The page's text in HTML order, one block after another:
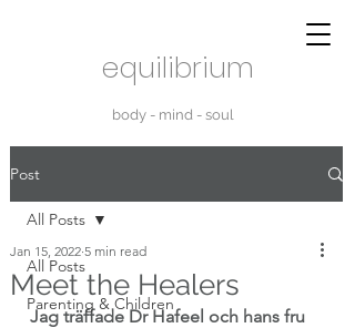
equilibrium
body - mind - soul
Post
All Posts
Parenting & Children
All Posts
Meet the Healers
Jan 15, 2022 5 min read
Jag träffade Dr Hafeel och hans fru